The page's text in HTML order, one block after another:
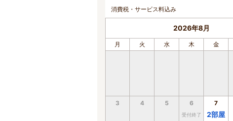
消費税・サービス料込み
2026年8月
月 火 水 木 金
3 4 5 6
受付終了
7
2部屋